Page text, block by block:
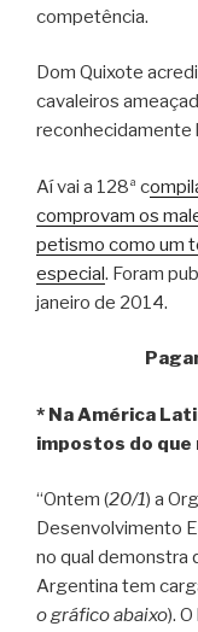
competência.
Dom Quixote
cavaleiros
reconhecidamente
Aí vai a 128ª c
comprovam os
petismo como um
especial. Foram
janeiro de 2014.
* Na América
impostos do que
“Ontem (20/1) a
Desenvolvimento
no qual demonstra
Argentina tem
o gráfico abaixo).